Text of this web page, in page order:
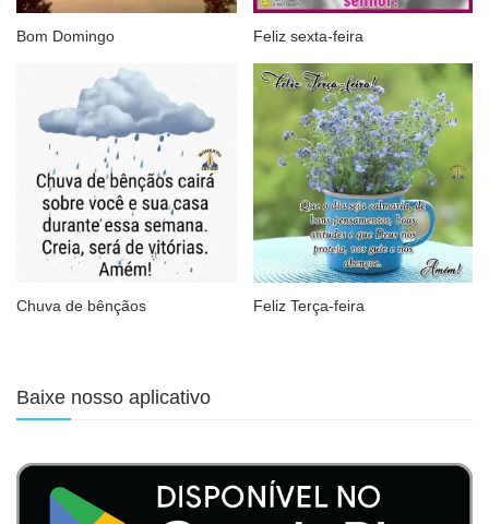
Bom Domingo Feliz sexta-feira
Chuva de bênçãos Feliz Terça-feira
Baixe nosso aplicativo